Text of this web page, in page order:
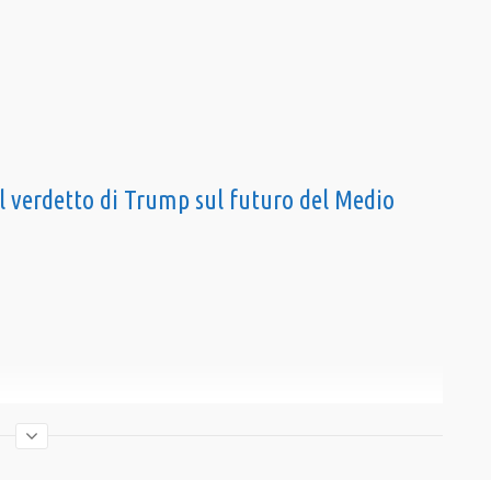
verdetto di Trump sul futuro del Medio